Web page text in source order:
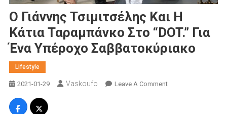
Ο Γιάννης Τσιμιτσέλης Και Η
Κάτια Ταραμπάνκο Στο “DOT.” Για
Ένα Υπέροχο Σαββατοκύριακο
Lifestyle
2021-01-29 Vaskoufo Leave A CommentOn